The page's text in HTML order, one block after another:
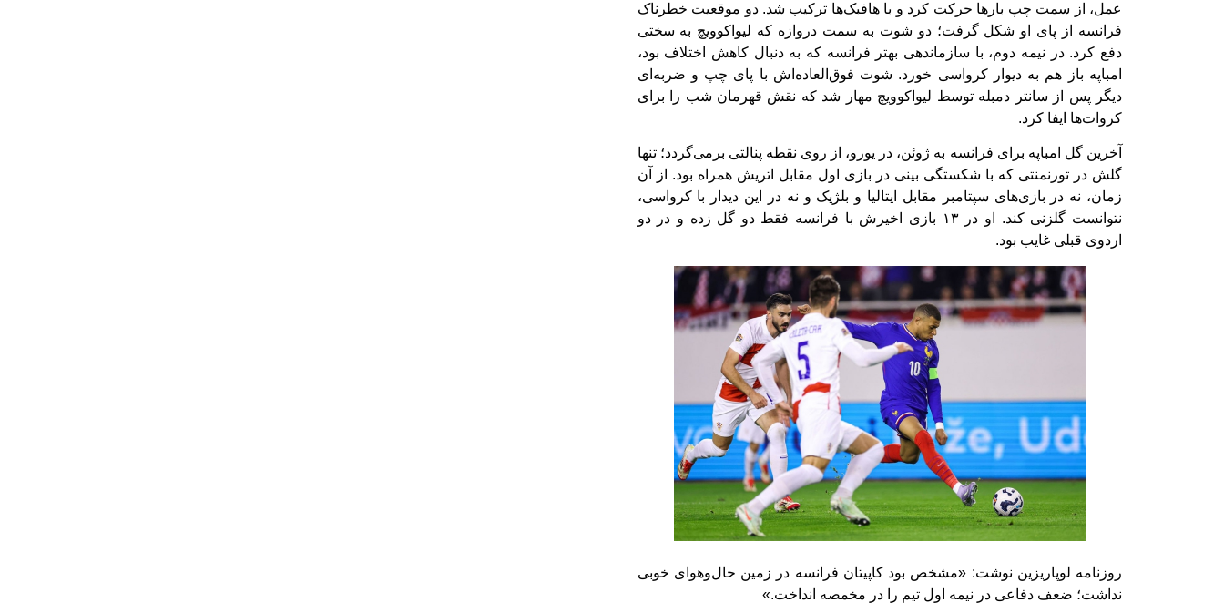
عمل، از سمت چپ بارها حرکت کرد و با هافبک‌ها ترکیب شد. دو موقعیت خطرناک
فرانسه از پای او شکل گرفت؛ دو شوت به سمت دروازه که لیواکوویچ به سختی
دفع کرد. در نیمه دوم، با سازماندهی بهتر فرانسه که به دنبال کاهش اختلاف بود،
امباپه باز هم به دیوار کرواسی خورد. شوت فوق‌العاده‌اش با پای چپ و ضربه‌ای
دیگر پس از سانتر دمبله توسط لیواکوویچ مهار شد که نقش قهرمان شب را برای
کروات‌ها ایفا کرد.
آخرین گل امباپه برای فرانسه به ژوئن، در یورو، از روی نقطه پنالتی برمی‌گردد؛ تنها
گلش در تورنمنتی که با شکستگی بینی در بازی اول مقابل اتریش همراه بود. از آن
زمان، نه در بازی‌های سپتامبر مقابل ایتالیا و بلژیک و نه در این دیدار با کرواسی،
نتوانست گلزنی کند. او در ۱۳ بازی اخیرش با فرانسه فقط دو گل زده و در دو
اردوی قبلی غایب بود.
روزنامه لوپاریزین نوشت: «مشخص بود کاپیتان فرانسه در زمین حال‌وهوای خوبی
نداشت؛ ضعف دفاعی در نیمه اول تیم را در مخمصه انداخت.»